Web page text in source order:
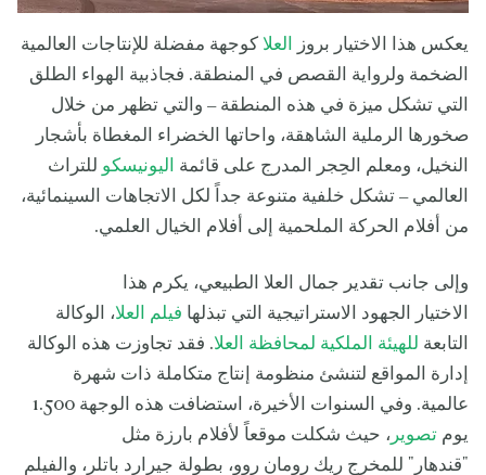
يعكس هذا الاختيار بروز العلا كوجهة مفضلة للإنتاجات العالمية
الضخمة ولرواية القصص في المنطقة. فجاذبية الهواء الطلق
التي تشكل ميزة في هذه المنطقة – والتي تظهر من خلال
صخورها الرملية الشاهقة، واحاتها الخضراء المغطاة بأشجار
النخيل، ومعلم الحِجر المدرج على قائمة
اليونيسكو للتراث
العالمي – تشكل خلفية متنوعة جداً لكل الاتجاهات السينمائية،
من أفلام الحركة الملحمية إلى أفلام الخيال العلمي.
وإلى جانب تقدير جمال العلا الطبيعي، يكرم هذا
الاختيار الجهود الاستراتيجية التي تبذلها فيلم العلا، الوكالة
التابعة للهيئة الملكية لمحافظة العلا. فقد تجاوزت هذه الوكالة
إدارة المواقع لتنشئ منظومة إنتاج متكاملة ذات شهرة
عالمية. وفي السنوات الأخيرة، استضافت هذه الوجهة 1.500
يوم تصوير ، حيث شكلت موقعاً لأفلام بارزة مثل
"قندهار" للمخرج ريك رومان روو، بطولة جيرارد باتلر، والفيلم